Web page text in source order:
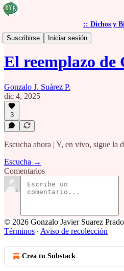
:: Dichos y
Suscribirse
Iniciar sesión
Contexto Legislativo
El reemplazo de
Gonzalo J. Suárez P.
dic 4, 2025
3
Escucha ahora | Y, en vivo, sigue la
Escucha →
Comentarios
© 2026 Gonzalo Javier Suarez
Términos ∙ Aviso de recolección
Crea tu Substack